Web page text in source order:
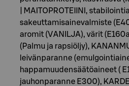
| MAITOPROTEIINI,
sakeuttamisainevalmiste
aromit (VANILJA), värit
(Palmu ja rapsiöljy),
leivänparanne
happamuudensäätöaineet (
jauhonparanne E300),